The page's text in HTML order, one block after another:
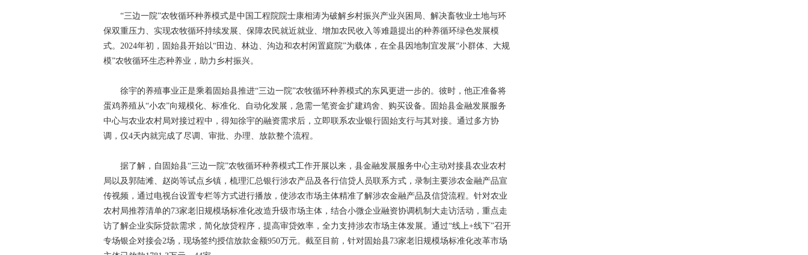
“三边一院”农牧循环种养模式是中国工程院院士康相涛为破解乡村振兴产业兴困局、解决畜牧业土地与环
保双重压力、实现农牧循环持续发展、保障农民就近就业、增加农民收入等难题提出的种养循环绿色发展模
式。2024年初，固始县开始以“田边、林边、沟边和农村闲置庭院”为载体，在全县因地制宜发展“小群体、大规
模”农牧循环生态种养业，助力乡村振兴。
徐宇的养殖事业正是乘着固始县推进“三边一院”农牧循环种养模式的东风更进一步的。彼时，他正准备将
蛋鸡养殖从“小农”向规模化、标准化、自动化发展，急需一笔资金扩建鸡舍、购买设备。固始县金融发展服务
中心与农业农村局对接过程中，得知徐宇的融资需求后，立即联系农业银行固始支行与其对接。通过多方协
调，仅4天内就完成了尽调、审批、办理、放款整个流程。
据了解，自固始县“三边一院”农牧循环种养模式工作开展以来，县金融发展服务中心主动对接县农业农村
局以及郭陆滩、赵岗等试点乡镇，梳理汇总银行涉农产品及各行信贷人员联系方式，录制主要涉农金融产品宣
传视频，通过电视台设置专栏等方式进行播放，使涉农市场主体精准了解涉农金融产品及信贷流程。针对农业
农村局推荐清单的73家老旧规模场标准化改造升级市场主体，结合小微企业融资协调机制大走访活动，重点走
访了解企业实际贷款需求，简化放贷程序，提高审贷效率，全力支持涉农市场主体发展。通过“线上+线下”召开
专场银企对接会2场，现场签约授信放款金额950万元。截至目前，针对固始县73家老旧规模场标准化改革市场